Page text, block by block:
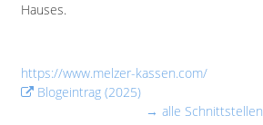
Hauses.
https://www.melzer-kassen.com/
Blogeintrag (2025)
→ alle Schnittstellen